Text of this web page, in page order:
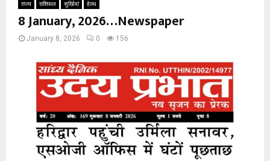
राज्य
राशिफल सुर्खियां हेल्थ
8 January, 2026…Newspaper
January 8, 2026 0 156